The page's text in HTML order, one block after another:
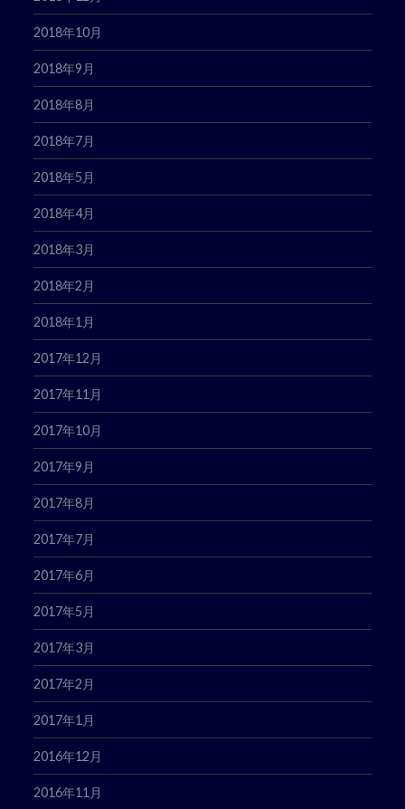
2018年10月
2018年9月
2018年8月
2018年7月
2018年5月
2018年4月
2018年3月
2018年2月
2018年1月
2017年12月
2017年11月
2017年10月
2017年9月
2017年8月
2017年7月
2017年6月
2017年5月
2017年3月
2017年2月
2017年1月
2016年12月
2016年11月